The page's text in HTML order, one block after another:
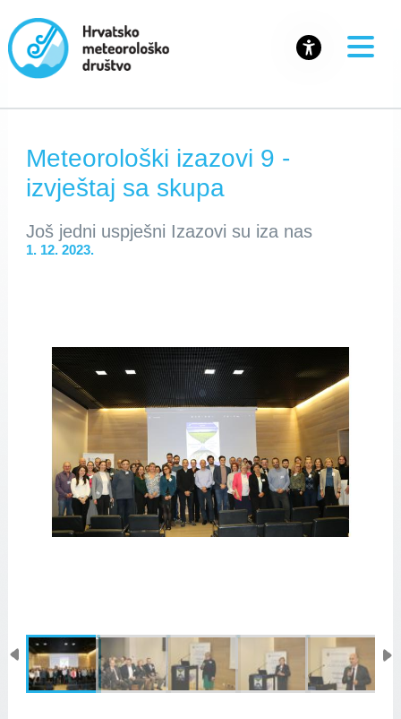
Meteorološki izazovi 9 -
izvještaj sa skupa
Još jedni uspješni Izazovi su iza nas
1. 12. 2023.